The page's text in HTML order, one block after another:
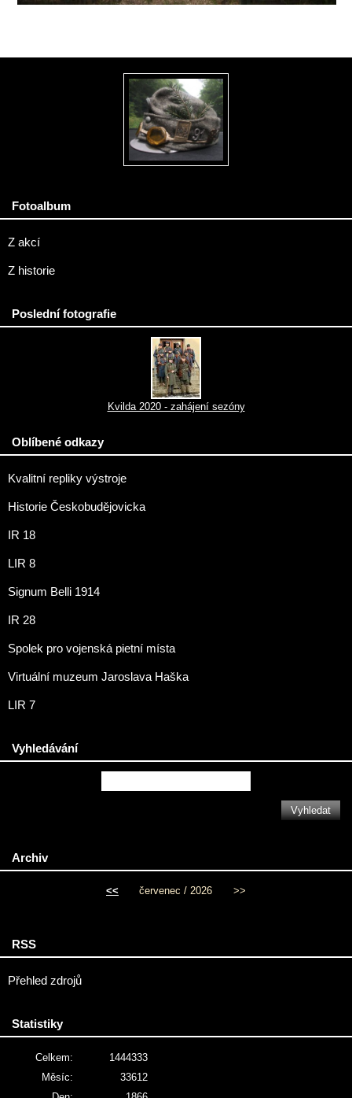
Fotoalbum
Z akcí
Z historie
Poslední fotografie
Kvilda 2020 - zahájení sezóny
Oblíbené odkazy
Kvalitní repliky výstroje
Historie Českobudějovicka
IR 18
LIR 8
Signum Belli 1914
IR 28
Spolek pro vojenská pietní místa
Virtuální muzeum Jaroslava Haška
LIR 7
Vyhledávání
Archiv
<< červenec / 2026 >>
RSS
Přehled zdrojů
Statistiky
Celkem:
1444333
Měsíc:
33612